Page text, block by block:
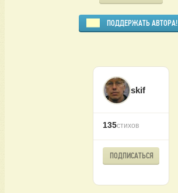
ПОДДЕРЖАТЬ АВТОРА!
skif
135стихов
ПОДПИСАТЬСЯ